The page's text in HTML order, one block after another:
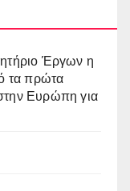
Έργων η
τα πρώτα
Ευρώπη για